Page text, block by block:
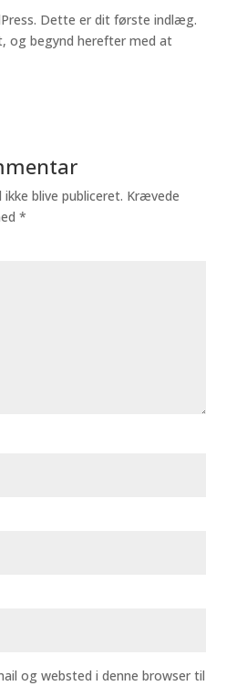
Dette er dit første indlæg.
og begynd herefter med at
blive publiceret. Krævede
*
og websted i denne browser til